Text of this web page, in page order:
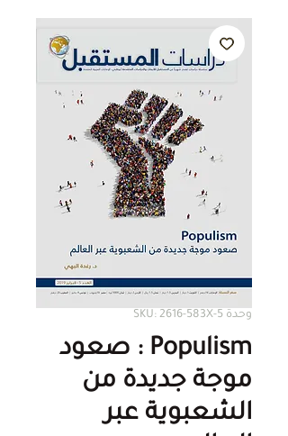
وحدة SKU: 2616-583X-5
Populism : صعود
موجة جديدة من
الشعبوية عبر